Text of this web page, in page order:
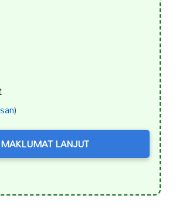
)
MAKLUMAT LANJUT